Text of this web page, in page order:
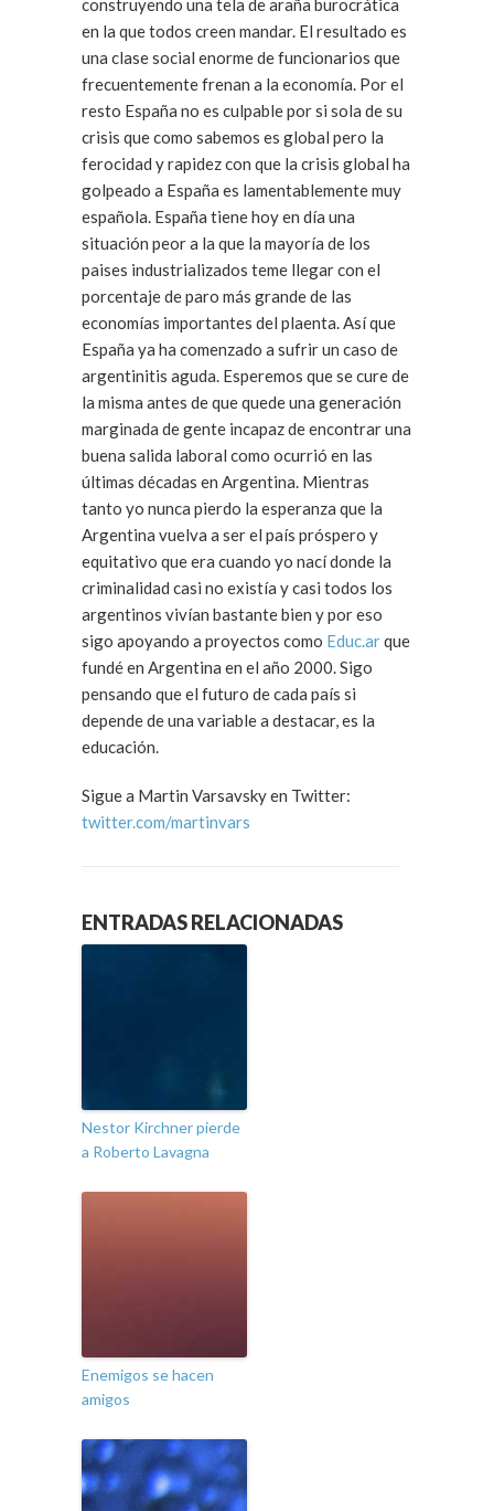
construyendo una tela de araña burocrática
en la que todos creen mandar. El resultado es
una clase social enorme de funcionarios que
frecuentemente frenan a la economía. Por el
resto España no es culpable por si sola de su
crisis que como sabemos es global pero la
ferocidad y rapidez con que la crisis global ha
golpeado a España es lamentablemente muy
española. España tiene hoy en día una
situación peor a la que la mayoría de los
paises industrializados teme llegar con el
porcentaje de paro más grande de las
economías importantes del plaenta. Así que
España ya ha comenzado a sufrir un caso de
argentinitis aguda. Esperemos que se cure de
la misma antes de que quede una generación
marginada de gente incapaz de encontrar una
buena salida laboral como ocurrió en las
últimas décadas en Argentina. Mientras
tanto yo nunca pierdo la esperanza que la
Argentina vuelva a ser el país próspero y
equitativo que era cuando yo nací donde la
criminalidad casi no existía y casi todos los
argentinos vivían bastante bien y por eso
sigo apoyando a proyectos como Educ.arque
fundé en Argentina en el año 2000. Sigo
pensando que el futuro de cada país si
depende de una variable a destacar, es la
educación.
Sigue a Martin Varsavsky en Twitter:
twitter.com/martinvars
ENTRADAS RELACIONADAS
Nestor Kirchner pierde
a Roberto Lavagna
Enemigos se hacen
amigos